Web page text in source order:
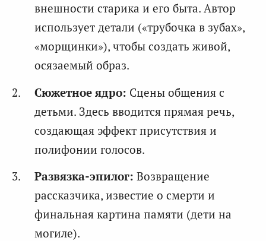
внешности старика и его быта. Автор
использует детали («трубочка в зубах»,
«морщинки»), чтобы создать живой,
осязаемый образ.
Сюжетное ядро: Сцены общения с
детьми. Здесь вводится прямая речь,
создающая эффект присутствия и
полифонии голосов.
Развязка-эпилог: Возвращение
рассказчика, известие о смерти и
финальная картина памяти (дети на
могиле).